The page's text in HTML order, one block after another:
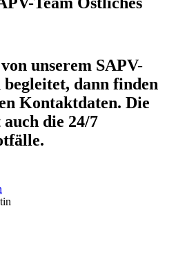
unserem SAPV-
dann finden
Kontaktdaten. Die
die 24/7